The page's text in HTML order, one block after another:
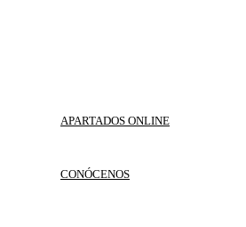
APARTADOS ONLINE
CONÓCENOS